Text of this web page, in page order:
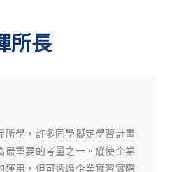
所長
所學，許多同學擬定學習計畫
最重要的考量之一。縱使企業
運用，但可透過企業實習實際